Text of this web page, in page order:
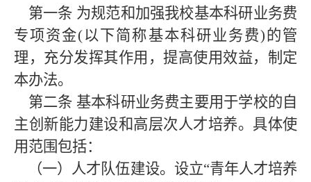
第一条 为规范和加强我校基本科研业务费
专项资金(以下简称基本科研业务费)的管
理，充分发挥其作用，提高使用效益，制定
本办法。
第二条 基本科研业务费主要用于学校的自
主创新能力建设和高层次人才培养。具体使
用范围包括：
（一）人才队伍建设。设立“青年人才培养